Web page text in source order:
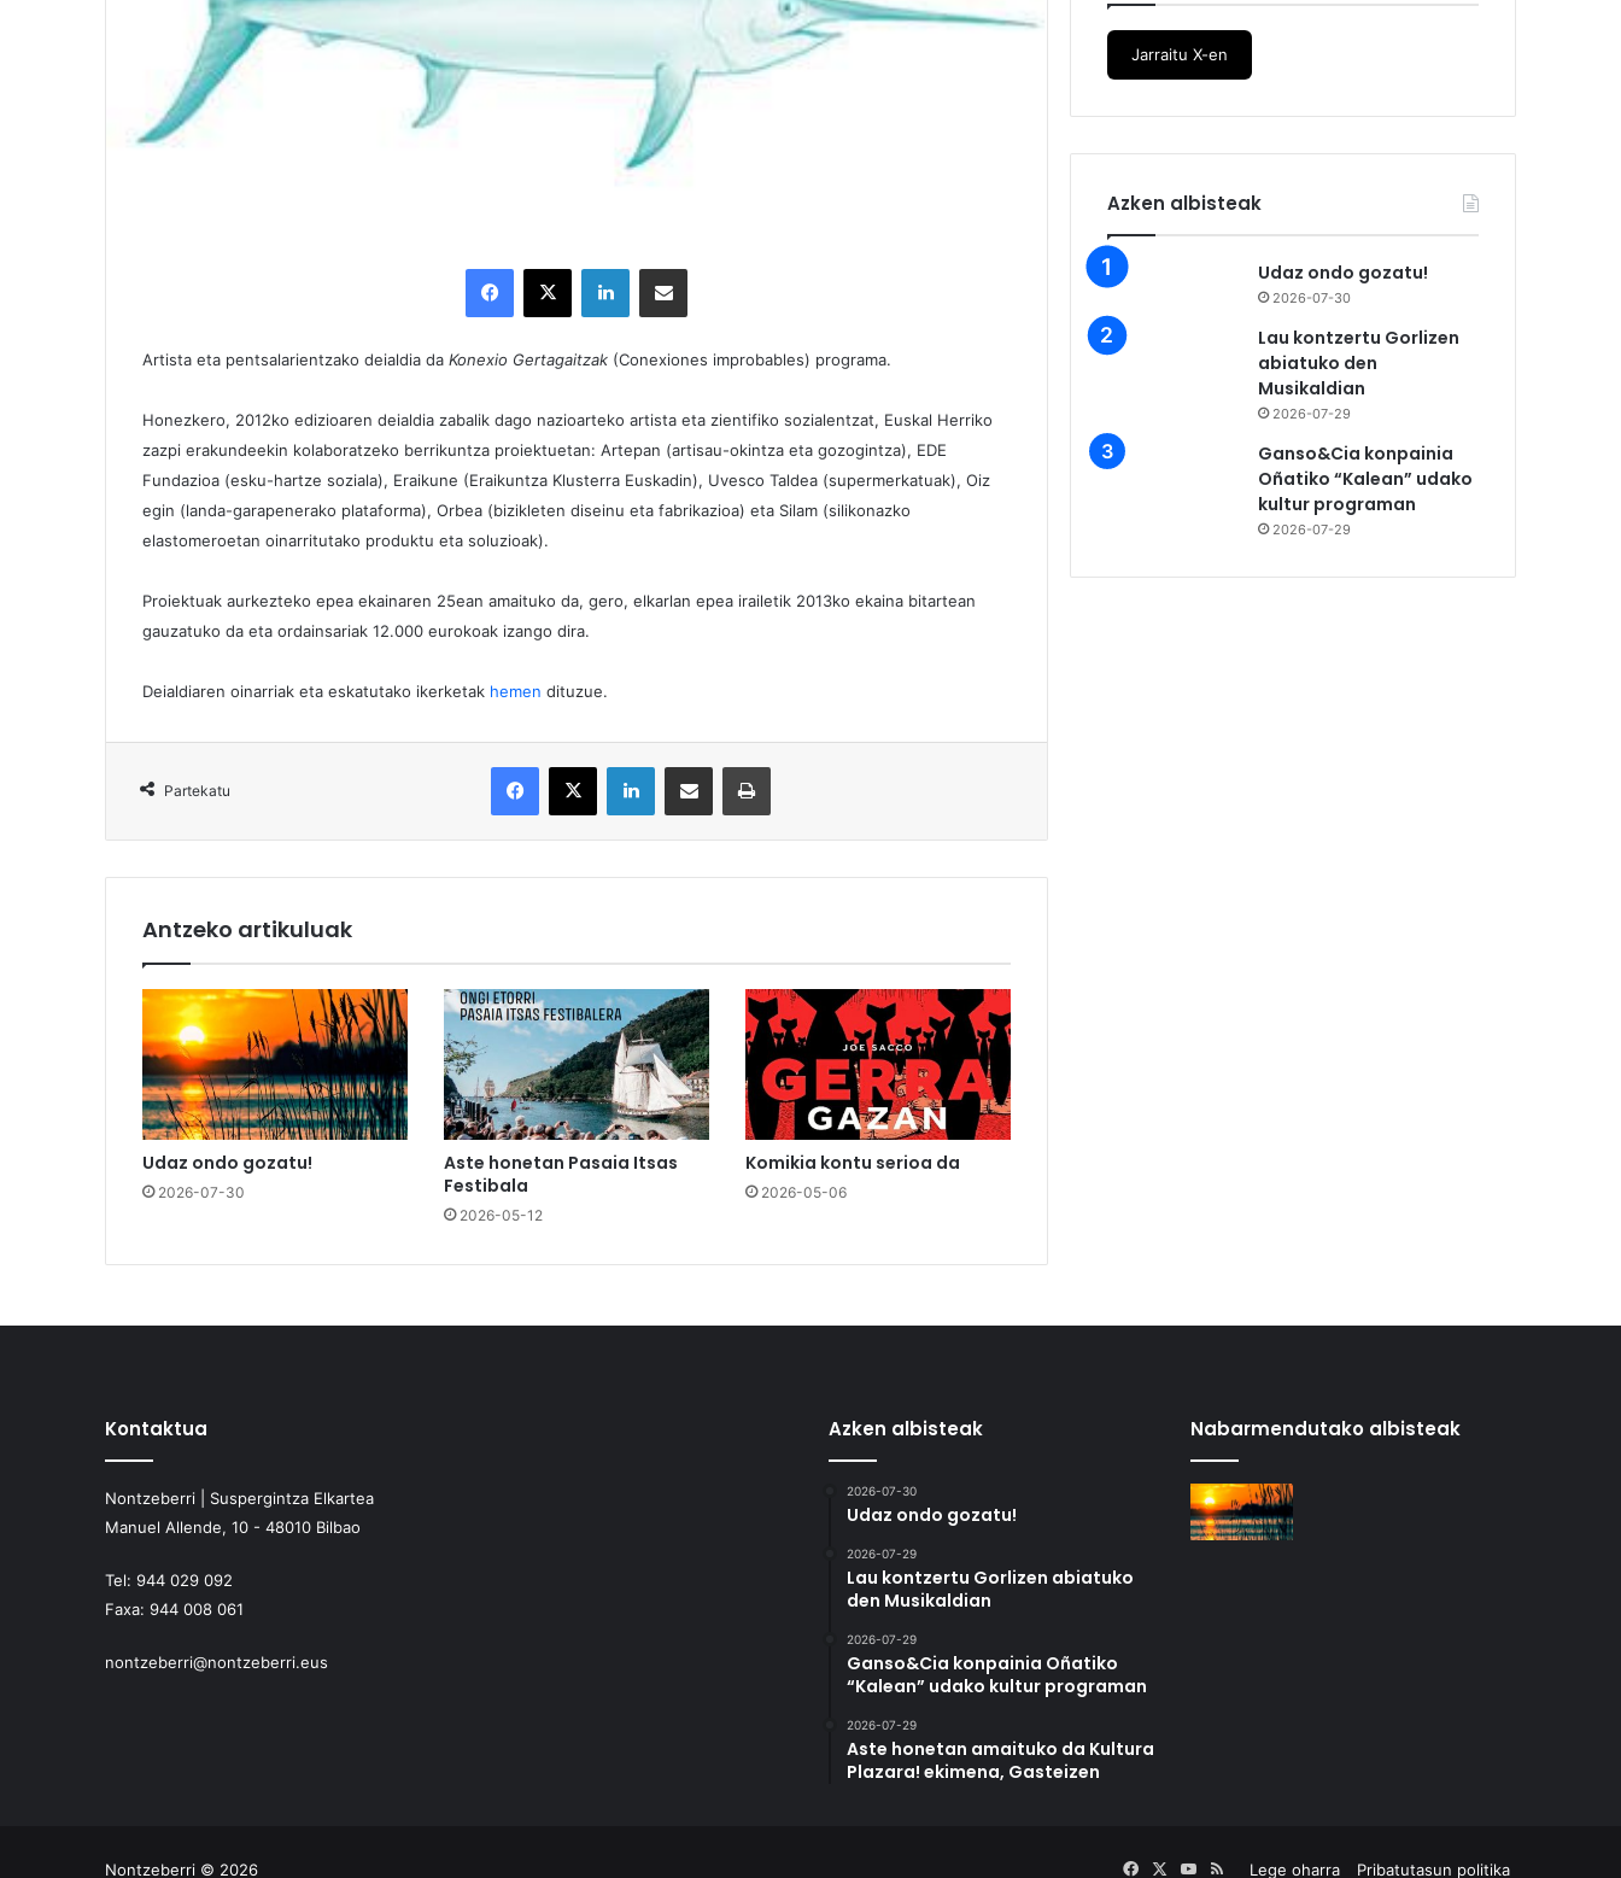
Artista eta pentsalarientzako deialdia da Konexio Gertagaitzak (Conexiones improbables) programa.
Honezkero, 2012ko edizioaren deialdia zabalik dago nazioarteko artista eta zientifiko sozialentzat, Euskal Herriko
zazpi erakundeekin kolaboratzeko berrikuntza proiektuetan: Artepan (artisau-okintza eta gozogintza), EDE
Fundazioa (esku-hartze soziala), Eraikune (Eraikuntza Klusterra Euskadin), Uvesco Taldea (supermerkatuak), Oiz
egin (landa-garapenerako plataforma), Orbea (bizikleten diseinu eta fabrikazioa) eta Silam (silikonazko
elastomeroetan oinarritutako produktu eta soluzioak).
Proiektuak aurkezteko epea ekainaren 25ean amaituko da, gero, elkarlan epea irailetik 2013ko ekaina bitartean
gauzatuko da eta ordainsariak 12.000 eurokoak izango dira.
Deialdiaren oinarriak eta eskatutako ikerketak hemen dituzue.
Partekatu
Antzeko artikuluak
Udaz ondo gozatu!
2026-07-30
Aste honetan Pasaia Itsas
Festibala
2026-05-12
Komikia kontu serioa da
2026-05-06
Jarraitu X-en
Azken albisteak
Udaz ondo gozatu!
2026-07-30
Lau kontzertu Gorlizen
abiatuko den
Musikaldian
2026-07-29
Ganso&Cia konpainia
Oñatiko “Kalean” udako
kultur programan
2026-07-29
Kontaktua
Nontzeberri | Suspergintza Elkartea
Manuel Allende, 10 - 48010 Bilbao
Tel: 944 029 092
Faxa: 944 008 061
nontzeberri@nontzeberri.eus
Azken albisteak
2026-07-30
Udaz ondo gozatu!
2026-07-29
Lau kontzertu Gorlizen abiatuko
den Musikaldian
2026-07-29
Ganso&Cia konpainia Oñatiko
“Kalean” udako kultur programan
2026-07-29
Aste honetan amaituko da Kultura
Plazara! ekimena, Gasteizen
Nabarmendutako albisteak
Nontzeberri © 2026 Lege oharra Pribatutasun politika
FacebookYouTube
RSS